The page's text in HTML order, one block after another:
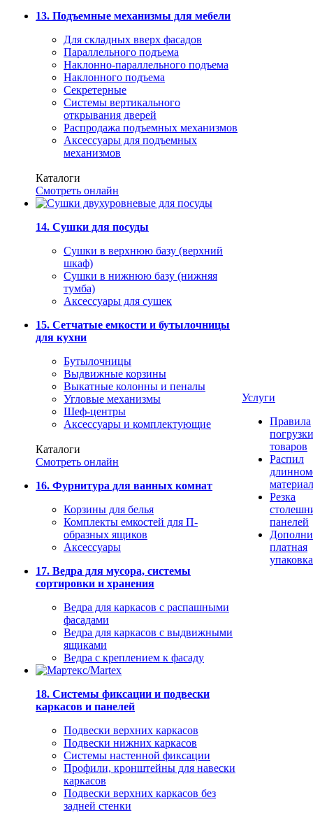
13. Подъемные механизмы для мебели
Для складных вверх фасадов
Параллельного подъема
Наклонно-параллельного подъема
Наклонного подъема
Секретерные
Системы вертикального
открывания дверей
Распродажа подъемных механизмов
Аксессуары для подъемных
механизмов
Каталоги
Смотреть онлайн
14. Сушки для посуды
Сушки в верхнюю базу (верхний
шкаф)
Сушки в нижнюю базу (нижняя
тумба)
Аксессуары для сушек
15. Сетчатые емкости и бутылочницы
для кухни
Бутылочницы
Выдвижные корзины
Выкатные колонны и пеналы
Угловые механизмы
Шеф-центры
Аксессуары и комплектующие
Каталоги
Смотреть онлайн
16. Фурнитура для ванных комнат
Корзины для белья
Комплекты емкостей для П-
образных ящиков
Аксессуары
17. Ведра для мусора, системы
сортировки и хранения
Ведра для каркасов с распашными
фасадами
Ведра для каркасов с выдвижными
ящиками
Ведра с креплением к фасаду
18. Системы фиксации и подвески
каркасов и панелей
Подвески верхних каркасов
Подвески нижних каркасов
Системы настенной фиксации
Профили, кронштейны для навески
каркасов
Подвески верхних каркасов без
задней стенки
Услуги
Правила
погрузки
товаров
Распил
Резка
панелей
платная
упаковка